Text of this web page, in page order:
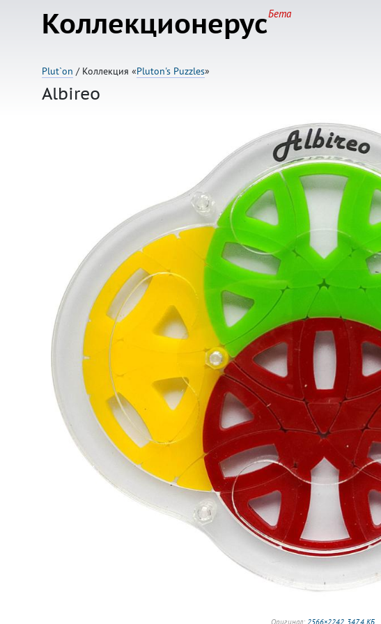
КоллекционерусБета
Plut`on / Коллекция «Pluton's Puzzles»
Albireo